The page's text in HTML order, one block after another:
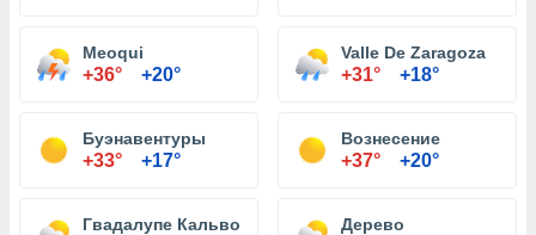
Meoqui
+36° +20°
Valle De Zaragoza
+31° +18°
Буэнавентуры
+33° +17°
Вознесение
+37° +20°
Гвадалупе Кальво Дерево